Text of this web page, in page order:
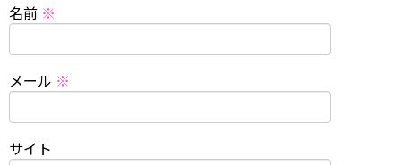
名前 ※
メール ※
サイト